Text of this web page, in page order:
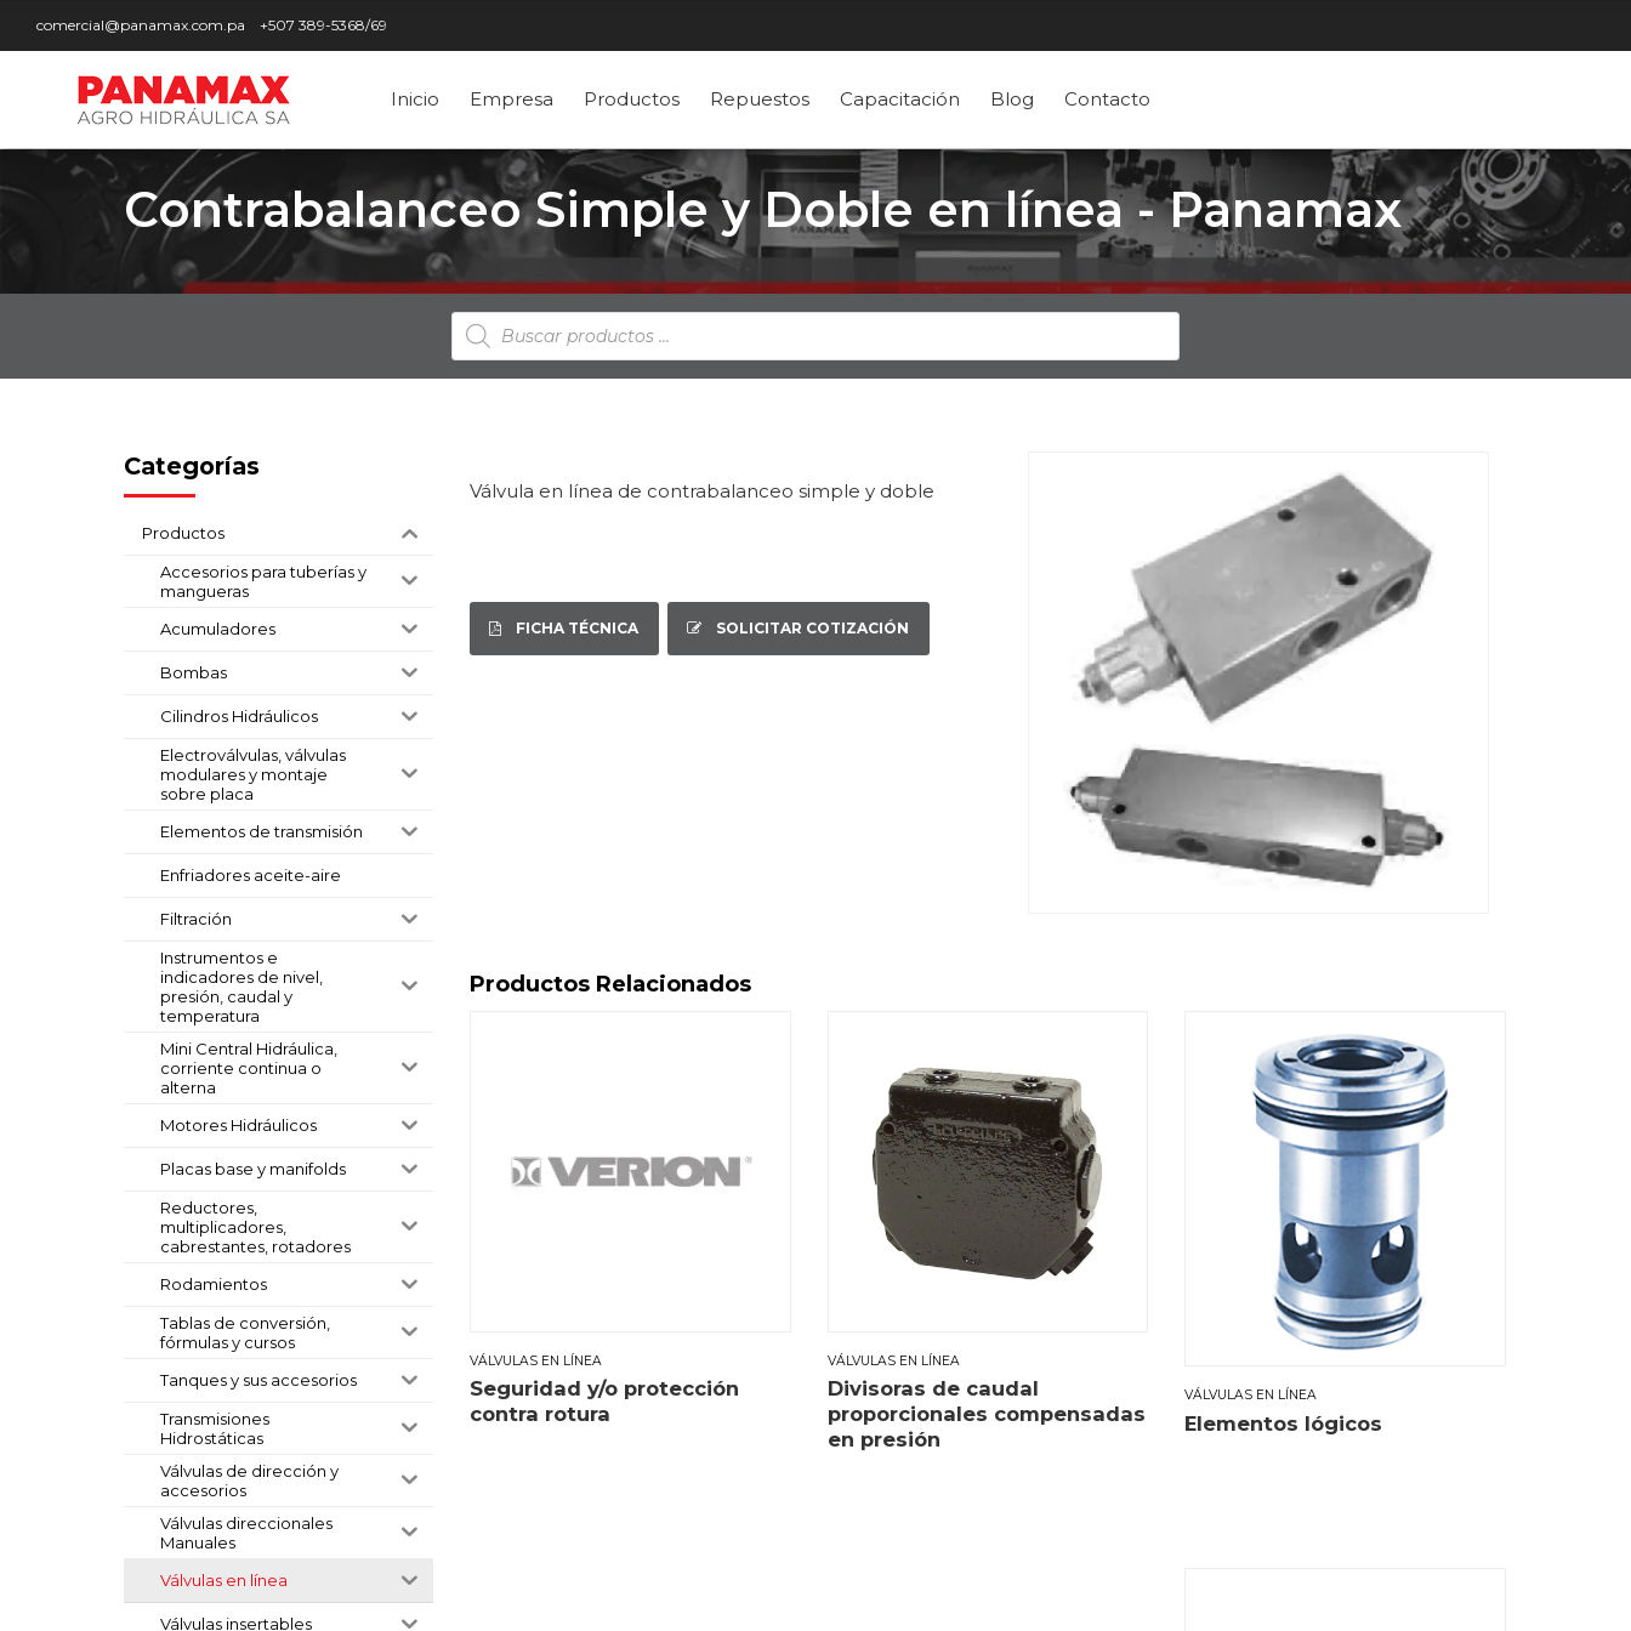
comercial@panamax.com.pa +507 389-5368/69
Inicio Empresa Productos Repuestos Capacitación Blog Contacto
Contrabalanceo Simple y Doble en línea - Panamax
Búsqueda
de
productos
Válvula en línea de contrabalanceo simple y doble
FICHA TÉCNICA SOLICITAR COTIZACIÓN
Productos Relacionados
VÁLVULAS EN LÍNEA
Seguridad y/o protección
contra rotura
VÁLVULAS EN LÍNEA
Divisoras de caudal
proporcionales compensadas
en presión
VÁLVULAS EN LÍNEA
Elementos lógicos
Categorías
Productos
Accesorios para tuberías y
mangueras
Acumuladores
Bombas
Cilindros Hidráulicos
Electroválvulas, válvulas
modulares y montaje
sobre placa
Elementos de transmisión
Enfriadores aceite-aire
Filtración
Instrumentos e
indicadores de nivel,
presión, caudal y
temperatura
Mini Central Hidráulica,
corriente continua o
alterna
Motores Hidráulicos
Placas base y manifolds
Reductores,
multiplicadores,
cabrestantes, rotadores
Rodamientos
Tablas de conversión,
fórmulas y cursos
Tanques y sus accesorios
Transmisiones
Hidrostáticas
Válvulas de dirección y
accesorios
Válvulas direccionales
Manuales
Válvulas en línea
Válvulas insertables